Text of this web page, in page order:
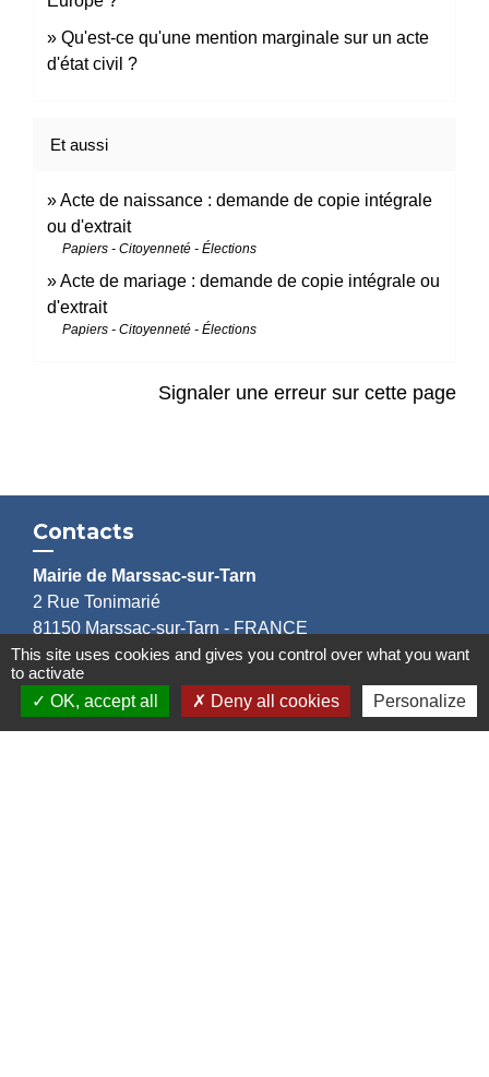
Qu'est-ce qu'une mention marginale sur un acte
d'état civil ?
Et aussi
Acte de naissance : demande de copie intégrale
ou d'extrait
Papiers - Citoyenneté - Élections
Acte de mariage : demande de copie intégrale ou
d'extrait
Papiers - Citoyenneté - Élections
Signaler une erreur sur cette page
Contacts
Mairie de Marssac-sur-Tarn
2 Rue Tonimarié
81150 Marssac-sur-Tarn - FRANCE
+33 5 63 55 40 47
accueil@marssac-sur-tarn.fr
Lien vers les HORAIRES et CONTACTS
This site uses cookies and gives you control over what you want
to activate
OK, accept all
Deny all cookies Personalize